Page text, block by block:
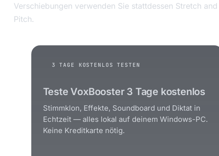
Verschiebungen verwenden Sie stattdessen Stretch and
Pitch.
3 TAGE KOSTENLOS TESTEN
Teste VoxBooster 3 Tage kostenlos
Stimmklon, Effekte, Soundboard und Diktat in
Echtzeit — alles lokal auf deinem Windows-PC.
Keine Kreditkarte nötig.